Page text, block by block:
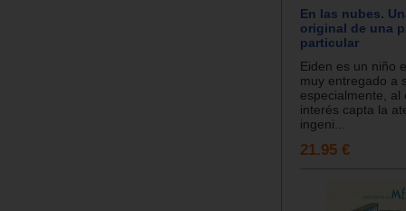
En las nubes.
original de una
particular
Eiden es un niño
muy entregado a
especialmente, al
interés capta la
ingeni...
21.95 €